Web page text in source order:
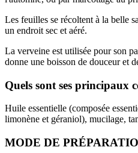
Les feuilles se récoltent à la belle
un endroit sec et aéré.
La verveine est utilisée pour son
donne une boisson de douceur et
Quels sont ses principaux
Huile essentielle (composée
limonène et géraniol), mucilage,
MODE DE